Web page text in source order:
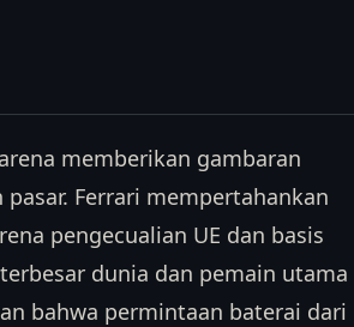
memberikan gambaran
Ferrari mempertahankan
pengecualian UE dan basis
dunia dan pemain utama
bahwa permintaan baterai dari